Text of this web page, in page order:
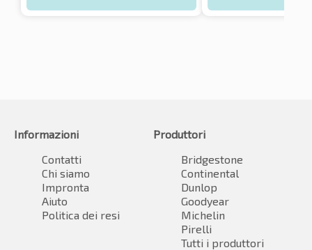
Informazioni
Contatti
Chi siamo
Impronta
Aiuto
Politica dei resi
Produttori
Bridgestone
Continental
Dunlop
Goodyear
Michelin
Pirelli
Tutti i produttori